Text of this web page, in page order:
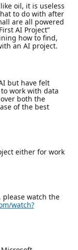
oil, it is useless
to do with after
are all powered
AI Project”
how to find,
an AI project.
but have felt
work with data
both the
of the best
either for work
watch the
watch?